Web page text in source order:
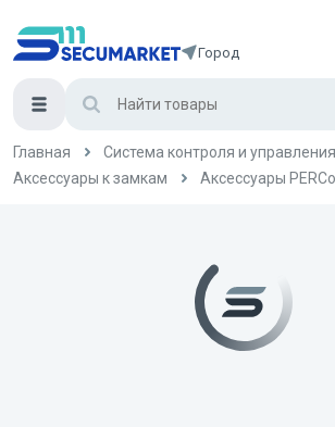
Город
Главная
Система контроля и
Аксессуары к замкам
Аксессуары PERCo